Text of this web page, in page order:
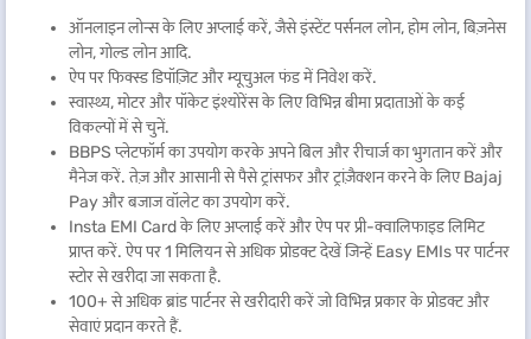
ऑनलाइन लोन्स के लिए अप्लाई करें, जैसे इंस्टेंट पर्सनल लोन, होम लोन, बिज़नेस
लोन, गोल्ड लोन आदि.
ऐप पर फिक्स्ड डिपॉज़िट और म्यूचुअल फंड में निवेश करें.
स्वास्थ्य, मोटर और पॉकेट इंश्योरेंस के लिए विभिन्न बीमा प्रदाताओं के कई
विकल्पों में से चुनें.
BBPS प्लेटफॉर्म का उपयोग करके अपने बिल और रीचार्ज का भुगतान करें और
मैनेज करें. तेज़ और आसानी से पैसे ट्रांसफर और ट्रांज़ैक्शन करने के लिए Bajaj
Pay और बजाज वॉलेट का उपयोग करें.
Insta EMI Card के लिए अप्लाई करें और ऐप पर प्री-क्वालिफाइड लिमिट
प्राप्त करें. ऐप पर 1 मिलियन से अधिक प्रोडक्ट देखें जिन्हें Easy EMIs पर पार्टनर
स्टोर से खरीदा जा सकता है.
100+ से अधिक ब्रांड पार्टनर से खरीदारी करें जो विभिन्न प्रकार के प्रोडक्ट और
सेवाएं प्रदान करते हैं.